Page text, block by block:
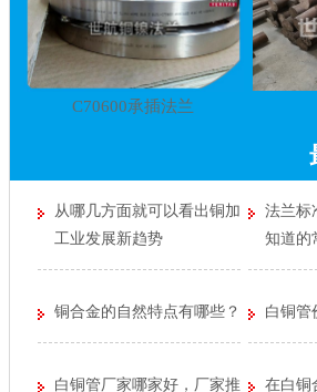
C70600承插法兰
从哪几方面就可以看出铜加
工业发展新趋势
法兰标
知道的
铜合金的自然特点有哪些？ 白铜管
白铜管厂家哪家好，厂家推
在白铜